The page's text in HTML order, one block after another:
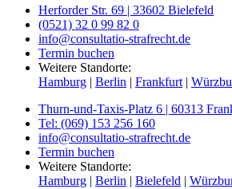
Herforder Str. 69 | 33602 Bielefeld
(0521) 32 0 99 82 0
info@consultatio-strafrecht.de
Termin buchen
Weitere Standorte:
Hamburg
Berlin Frankfurt|
Thurn-und-Taxis-Platz 6 | 60313
Tel: (069) 153 256 160
info@consultatio-strafrecht.de
Termin buchen
Weitere Standorte:
Hamburg
Berlin Bielefeld